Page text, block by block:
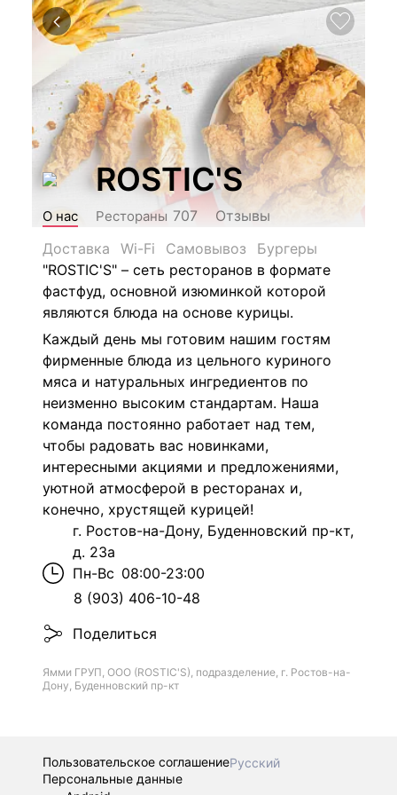
ROSTIC'S
О нас Рестораны 707
Отзывы
Доставка
Wi-Fi Самовывоз
Бургеры
"ROSTIC'S" – сеть ресторанов в формате
фастфуд, основной изюминкой которой
являются блюда на основе курицы.
Каждый день мы готовим нашим гостям
фирменные блюда из цельного куриного
мяса и натуральных ингредиентов по
неизменно высоким стандартам. Наша
команда постоянно работает над тем,
чтобы радовать вас новинками,
интересными акциями и предложениями,
уютной атмосферой в ресторанах и,
конечно, хрустящей курицей!
г. Ростов-на-Дону, Буденновский пр-кт,
д. 23а
Пн-Вс 08:00-23:00
8 (903) 406-10-48
Поделиться
Ямми ГРУП, ООО (ROSTIC'S), подразделение, г. Ростов-на-
Дону, Буденновский пр-кт
Пользовательское соглашениеРусский
Персональные данные